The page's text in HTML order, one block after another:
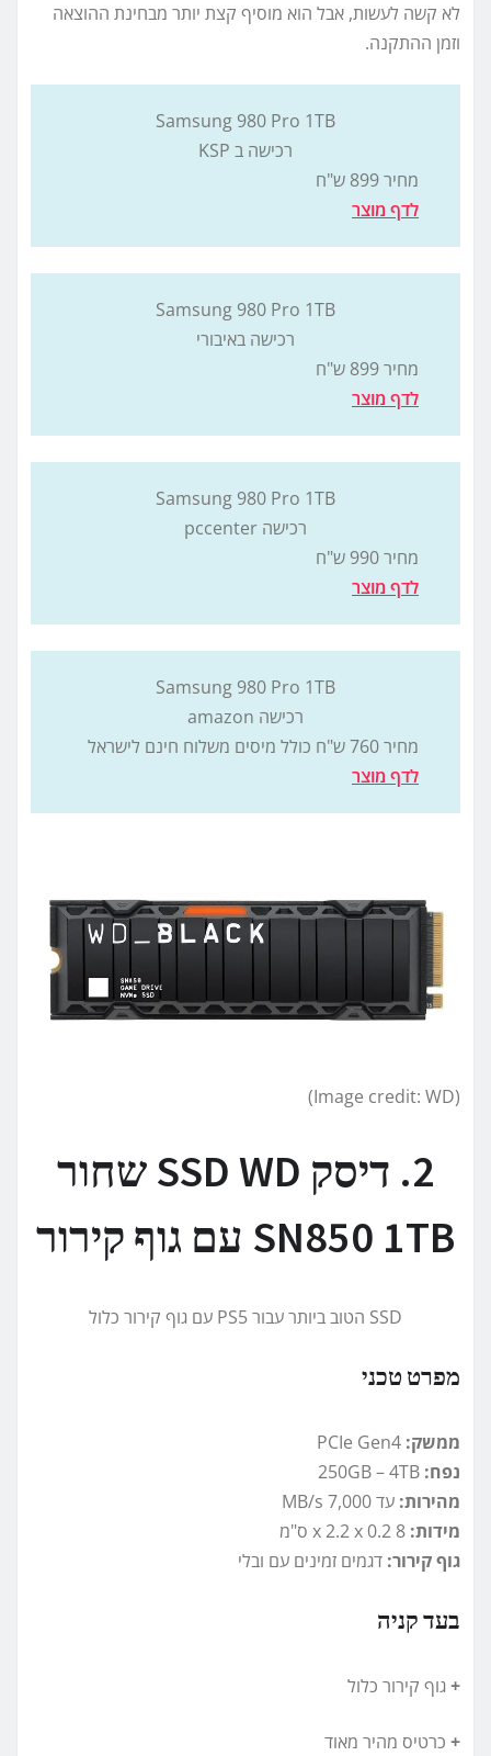
לא קשה לעשות, אבל הוא מוסיף קצת יותר מבחינת ההוצאה
וזמן ההתקנה.
Samsung 980 Pro 1TB
רכישה ב KSP
מחיר 899 ש"ח
לדף מוצר
Samsung 980 Pro 1TB
רכישה באיבורי
מחיר 899 ש"ח
לדף מוצר
Samsung 980 Pro 1TB
רכישה pccenter
מחיר 990 ש"ח
לדף מוצר
Samsung 980 Pro 1TB
רכישה amazon
מחיר 760 ש"ח כולל מיסים משלוח חינם לישראל
לדף מוצר
(Image credit: WD)
2. דיסק SSD WD שחור
SN850 1TB עם גוף קירור
SSD הטוב ביותר עבור PS5 עם גוף קירור כלול
מפרט טכני
ממשק:
נפח:
מהירות: עד 7,000 MB/s
מידות:
גוף קירור: דגמים זמינים עם ובלי
בעד קניה
+גוף קירור כלול
+ כרטיס מהיר מאוד